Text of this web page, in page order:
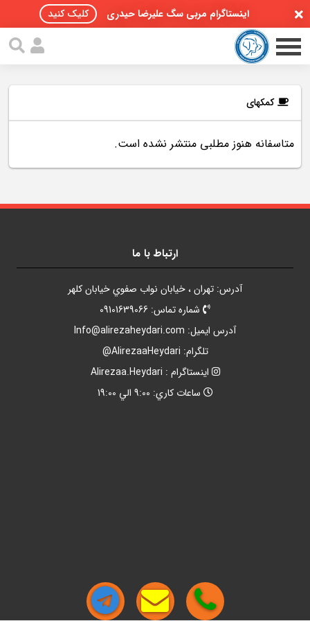
اینستاگرام مربی سگ علیرضا حیدری کلیک کنید
صفحه اصلی
پادکست سگ ها
کمکهای
متاسفانه هنوز مطلبی منتشر نشده است.
ارتباط با ما
آدرس: تهران ، خيابان نواب صفوي خيابان کلهر
شماره تماس: 09101639066
آدرس ايميل: Info@alirezaheydari.com
تلگرام: AlirezaaHeydari@
اينستاگرام : Alirezaa.Heydari
ساعات کاري: 9:00 الي 19:00